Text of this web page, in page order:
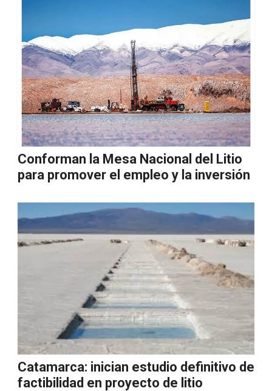
Conforman la Mesa Nacional del Litio
para promover el empleo y la inversión
Catamarca: inician estudio definitivo de
factibilidad en proyecto de litio